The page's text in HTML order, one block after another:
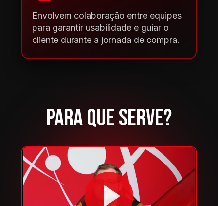
Envolvem colaboração entre equipes
para garantir usabilidade e guiar o
cliente durante a jornada de compra.
PARA QUE SERVE?